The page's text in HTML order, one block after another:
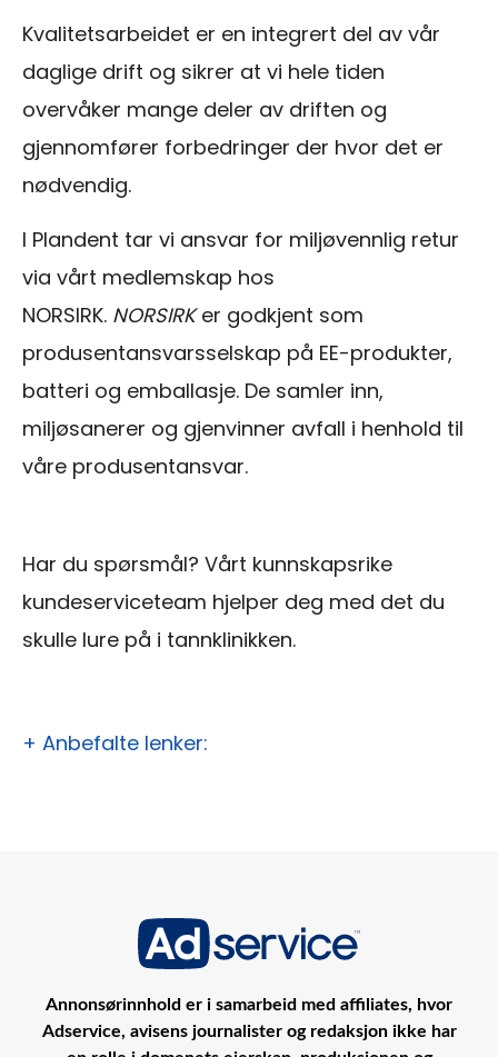
Kvalitetsarbeidet er en integrert del av vår
daglige drift og sikrer at vi hele tiden
overvåker mange deler av driften og
gjennomfører forbedringer der hvor det er
nødvendig.
I Plandent tar vi ansvar for miljøvennlig retur
via vårt medlemskap hos
NORSIRK. NORSIRKer godkjent som
produsentansvarsselskap på EE-produkter,
batteri og emballasje. De samler inn,
miljøsanerer og gjenvinner avfall i henhold til
våre produsentansvar.
Har du spørsmål? Vårt kunnskapsrike
kundeserviceteam hjelper deg med det du
skulle lure på i tannklinikken.
+ Anbefalte lenker:
Annonsørinnhold er i samarbeid med affiliates, hvor
Adservice, avisens journalister og redaksjon ikke har